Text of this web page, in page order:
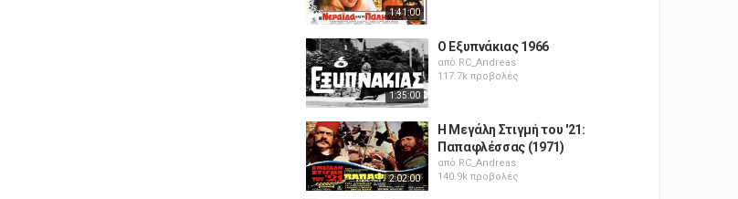
1:41:00
1:35:00
Ο Εξυπνάκιας 1966
από RC_Andreas
117.7k προβολές
2:02:00
Η Μεγάλη Στιγμή του '21:
Παπαφλέσσας (1971)
από RC_Andreas
140.9k προβολές